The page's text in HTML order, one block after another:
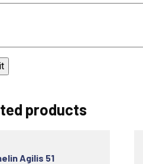
products
Agilis 51